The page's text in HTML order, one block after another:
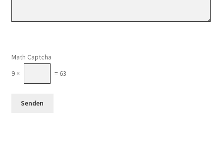
Math Captcha
9 ×
= 63